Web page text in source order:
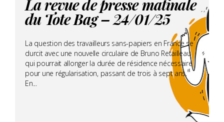
La revue de presse matinale
du Tote Bag – 24/01/25
La question des travailleurs sans-papiers en France se
durcit avec une nouvelle circulaire de Bruno Retailleau
qui pourrait allonger la durée de résidence nécessaire
pour une régularisation, passant de trois à sept ans.
En...